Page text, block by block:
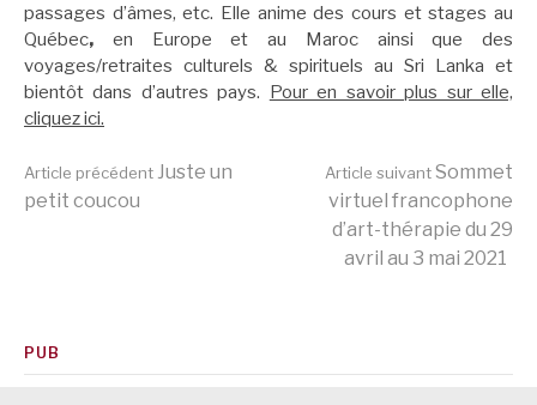
passages d’âmes, etc. Elle anime des cours et stages au
Québec, en Europe et au Maroc ainsi que des
voyages/retraites culturels & spirituels au Sri Lanka et
bientôt dans d’autres pays. Pour en savoir plus sur elle,
cliquez ici.
Lire
suite
Article précédent Juste un
petit coucou
Article suivantSommet
virtuel francophone
d’art-thérapie du 29
avril au 3 mai 2021
PUB